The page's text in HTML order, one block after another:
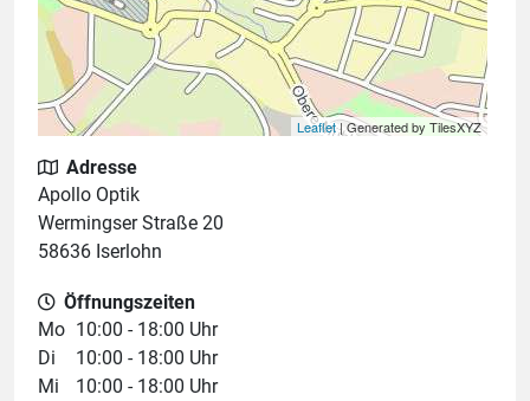
Leaflet| Generated by TilesXYZ
Adresse
Apollo Optik
Wermingser Straße 20
58636 Iserlohn
Öffnungszeiten
Mo 10:00 - 18:00 Uhr
Di
10:00 - 18:00 Uhr
Mi
10:00 - 18:00 Uhr